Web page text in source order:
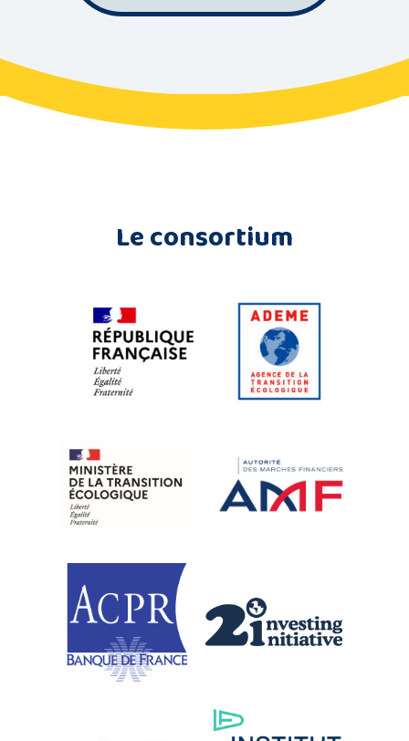
Le consortium